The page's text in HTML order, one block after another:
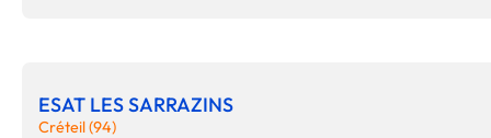
ESAT LES SARRAZINS
Créteil (94)